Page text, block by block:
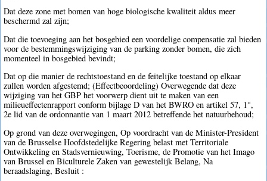
Dat deze zone met bomen van hoge biologische kwaliteit aldus meer
beschermd zal zijn;
Dat die toevoeging aan het bosgebied een voordelige compensatie zal bieden
voor de bestemmingswijziging van de parking zonder bomen, die zich
momenteel in bosgebied bevindt;
Dat op die manier de rechtstoestand en de feitelijke toestand op elkaar
zullen worden afgestemd; (Effectbeoordeling) Overwegende dat deze
wijziging van het GBP het voorwerp dient uit te maken van een
milieueffectenrapport conform bijlage D van het BWRO en artikel 57, 1°,
2e lid van de ordonnantie van 1 maart 2012 betreffende het natuurbehoud;
Op grond van deze overwegingen, Op voordracht van de Minister-President
van de Brusselse Hoofdstedelijke Regering belast met Territoriale
Ontwikkeling en Stadsvernieuwing, Toerisme, de Promotie van het Imago
van Brussel en Biculturele Zaken van gewestelijk Belang, Na
beraadslaging, Besluit :